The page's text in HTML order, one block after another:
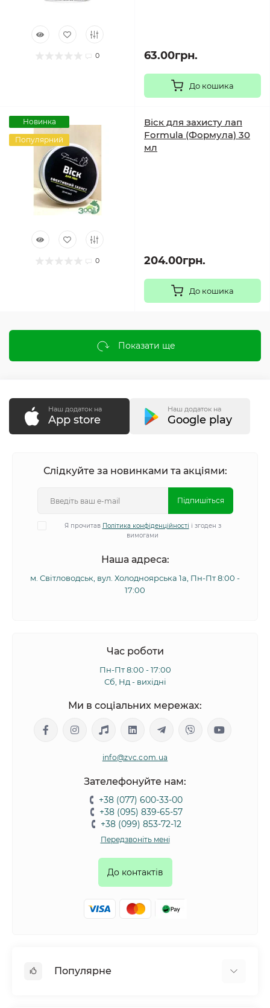
0 63.00грн.
До кошика
Новинка
Популярний
0
Віск для захисту лап
Formula (Формула) 30
мл
204.00грн.
До кошика
Показати ще
Наш додаток на
App store
Наш додаток на
Google play
Слідкуйте за новинками та акціями:
Підпишіться
Я прочитав Політика конфіденційності і згоден з
вимогами
Наша адреса:
м. Світловодськ, вул. Холодноярська 1а, Пн-Пт 8:00 -
17:00
Час роботи
Пн-Пт 8:00 - 17:00
Сб, Нд - вихідні
Ми в соціальних мережах:
info@zvc.com.ua
Зателефонуйте нам:
+38 (077) 600-33-00
+38 (095) 839-65-57
+38 (099) 853-72-12
Передзвоніть мені
До контактів
Популярне